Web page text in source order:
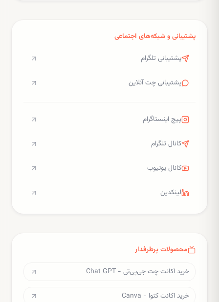
پشتیبانی و شبکه‌های اجتماعی
پشتیبانی تلگرام
پشتیبانی چت آنلاین
پیج اینستاگرام
کانال تلگرام
کانال یوتیوب
لینکدین
محصولات پرطرفدار
خرید اکانت چت جی‌پی‌تی - Chat GPT
خرید اکانت کنوا - Canva